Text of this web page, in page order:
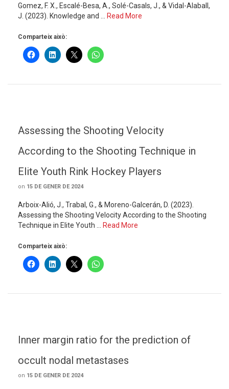
Gomez, F. X., Escalé-Besa, A., Solé-Casals, J., & Vidal-Alaball,
J. (2023). Knowledge and …
Read More
Comparteix això:
Assessing the Shooting Velocity
According to the Shooting Technique in
Elite Youth Rink Hockey Players
on 15 DE GENER DE 2024
Arboix-Alió, J., Trabal, G., & Moreno-Galcerán, D. (2023).
Assessing the Shooting Velocity According to the Shooting
Technique in Elite Youth …
Read More
Comparteix això:
Inner margin ratio for the prediction of
occult nodal metastases
on 15 DE GENER DE 2024